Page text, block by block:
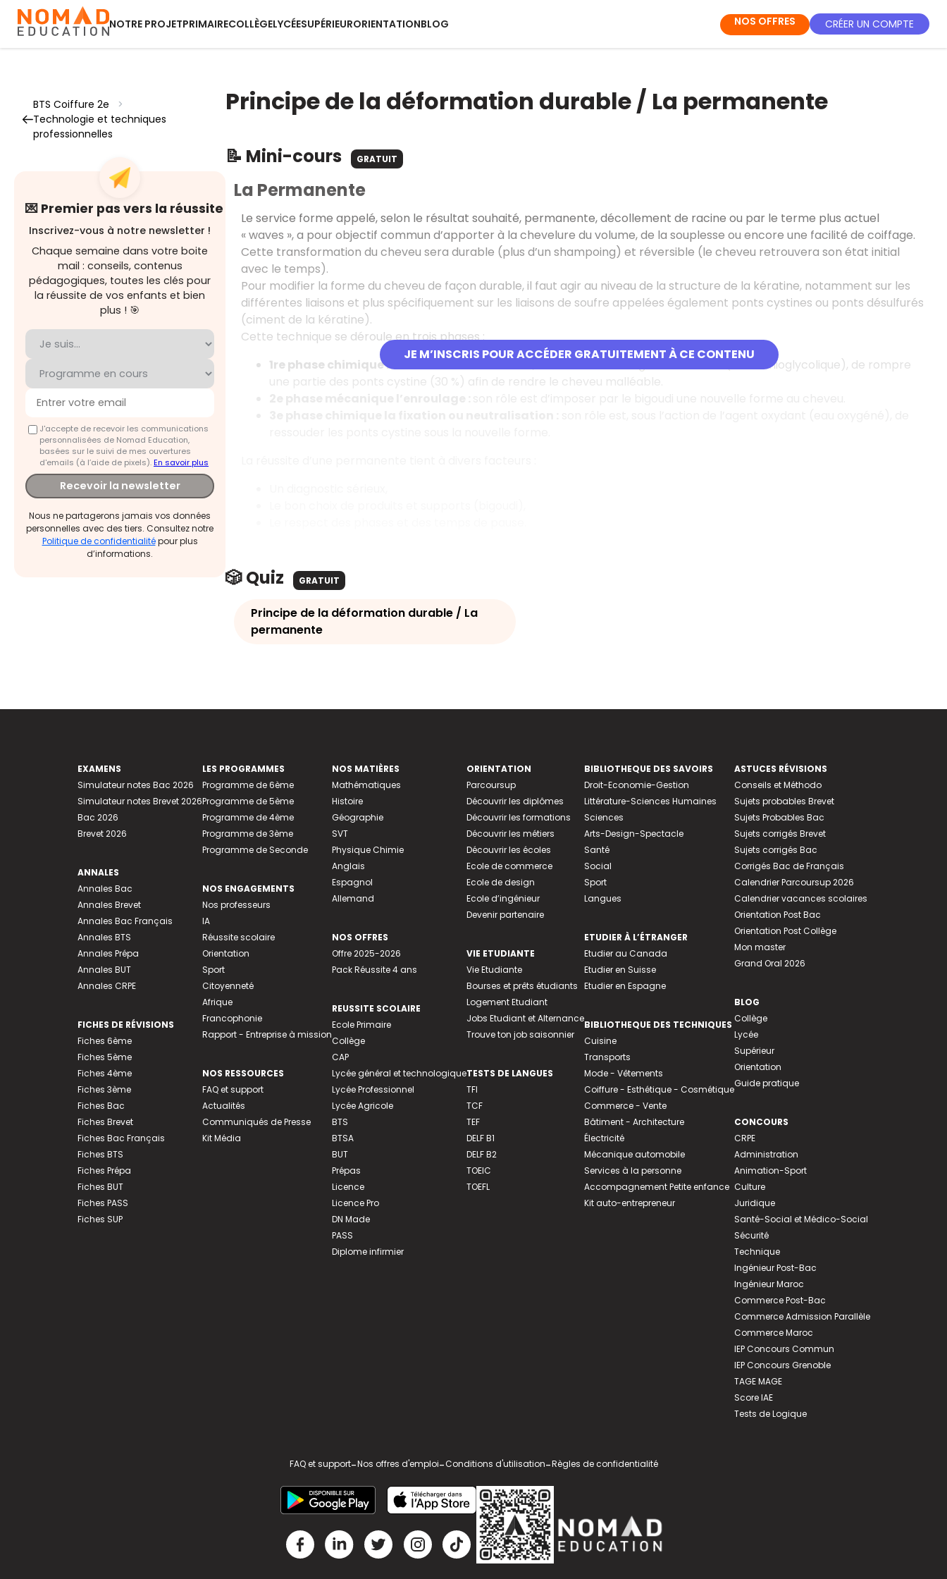
NOTRE PROJETPRIMAIRECOLLÈGELYCÉESUPÉRIEURORIENTATIONBLOG NOS OFFRES CRÉER UN COMPTE
BTS Coiffure 2e
>
Technologie et techniques
professionnelles
💌 Premier pas vers la réussite
Inscrivez-vous à notre newsletter !
Chaque semaine dans votre boite
mail : conseils, contenus
pédagogiques, toutes les clés pour
la réussite de vos enfants et bien
plus ! 🎯
J'accepte de recevoir les communications
personnalisées de Nomad Education,
basées sur le suivi de mes ouvertures
d'emails (à l’aide de pixels).En savoir plus
Recevoir la newsletter
Nous ne partagerons jamais vos données
personnelles avec des tiers. Consultez notre
Politique de confidentialitépour plus
d’informations.
Principe de la déformation durable / La permanente
📝 Mini-cours GRATUIT
JE M’INSCRIS POUR ACCÉDER GRATUITEMENT À CE CONTENU
La Permanente
Le service forme appelé, selon le résultat souhaité, permanente, décollement de racine ou par le terme plus actuel
«waves », a pour objectif commun d’apporter à la chevelure du volume, de la souplesse ou encore une facilité de coiffage.
Cette transformation du cheveu sera durable (plus d’un shampoing) et réversible (le cheveu retrouvera son état initial
avec le temps).
Pour modifier la forme du cheveu de façon durable, il faut agir au niveau de la structure de la kératine, notamment sur les
différentes liaisons et plus spécifiquement sur les liaisons de soufre appelées également ponts cystines ou ponts désulfurés
(ciment de la kératine).
Cette technique se déroule en trois phases:
1re phase chimique la réduction
son rôle est, sous l’action de l’agent réducteur (acide thioglycolique), de rompre
une partie des ponts cystine (30 %) afin de rendre le cheveu malléable.
🎲 Quiz GRATUIT
Principe de la déformation durable / La
permanente
EXAMENS
Simulateur notes Bac 2026
Simulateur notes Brevet 2026
Bac 2026
Brevet 2026
ANNALES
Annales Bac
Annales Brevet
Annales Bac Français
Annales BTS
Annales Prépa
Annales BUT
Annales CRPE
FICHES DE RÉVISIONS
Fiches 6ème
Fiches 5ème
Fiches 4ème
Fiches 3ème
Fiches Bac
Fiches Brevet
Fiches Bac Français
Fiches BTS
Fiches Prépa
Fiches BUT
Fiches PASS
Fiches SUP
LES PROGRAMMES
Programme de 6ème
Programme de 5ème
Programme de 4ème
Programme de 3ème
Programme de Seconde
NOS ENGAGEMENTS
Nos professeurs
IA
Réussite scolaire
Orientation
Sport
Citoyenneté
Afrique
Francophonie
Rapport - Entreprise à mission
NOS RESSOURCES
FAQ et support
Actualités
Communiqués de Presse
Kit Média
NOS MATIÈRES
Mathématiques
Histoire
Géographie
SVT
Physique Chimie
Anglais
Espagnol
Allemand
NOS OFFRES
Offre 2025-2026
Pack Réussite 4 ans
REUSSITE SCOLAIRE
Ecole Primaire
Collège
CAP
Lycée général et technologique
Lycée Professionnel
Lycée Agricole
BTS
BTSA
BUT
Prépas
Licence
Licence Pro
DN Made
PASS
Diplome infirmier
ORIENTATION
Parcoursup
Découvrir les diplômes
Découvrir les formations
Découvrir les métiers
Découvrir les écoles
Ecole de commerce
Ecole de design
Ecole d’ingénieur
Devenir partenaire
VIE ETUDIANTE
Vie Etudiante
Bourses et prêts étudiants
Logement Etudiant
Jobs Etudiant et Alternance
Trouve ton job saisonnier
TESTS DE LANGUES
TFI
TCF
TEF
DELF B1
DELF B2
TOEIC
TOEFL
BIBLIOTHEQUE DES SAVOIRS
Droit-Economie-Gestion
Littérature-Sciences Humaines
Sciences
Arts-Design-Spectacle
Santé
Social
Sport
Langues
ETUDIER À L’ÉTRANGER
Etudier au Canada
Etudier en Suisse
Etudier en Espagne
BIBLIOTHEQUE DES TECHNIQUES
Cuisine
Transports
Mode - Vêtements
Coiffure - Esthétique - Cosmétique
Commerce - Vente
Bâtiment - Architecture
Électricité
Mécanique automobile
Services à la personne
Accompagnement Petite enfance
Kit auto-entrepreneur
ASTUCES RÉVISIONS
Conseils et Méthodo
Sujets probables Brevet
Sujets Probables Bac
Sujets corrigés Brevet
Sujets corrigés Bac
Corrigés Bac de Français
Calendrier Parcoursup 2026
Calendrier vacances scolaires
Orientation Post Bac
Orientation Post Collège
Mon master
Grand Oral 2026
BLOG
Collège
Lycée
Supérieur
Orientation
Guide pratique
CONCOURS
CRPE
Administration
Animation-Sport
Culture
Juridique
Santé-Social et Médico-Social
Sécurité
Technique
Ingénieur Post-Bac
Ingénieur Maroc
Commerce Post-Bac
Commerce Admission Parallèle
Commerce Maroc
IEP Concours Commun
IEP Concours Grenoble
TAGE MAGE
Score IAE
Tests de Logique
FAQ et support-Nos offres d'emploi-Conditions d'utilisation-Règles de confidentialité